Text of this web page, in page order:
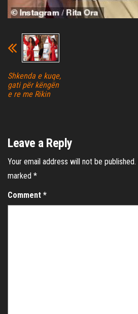
Shkenda e kuqe,
gati për këngën
e re me Rikin
Leave a Reply
Your email address will not be published.
marked *
Comment *